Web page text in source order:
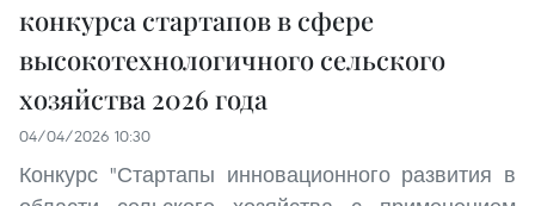
конкурса стартапов в сфере
высокотехнологичного сельского
хозяйства 2026 года
04/04/2026 10:30
Конкурс "Стартапы инновационного развития в